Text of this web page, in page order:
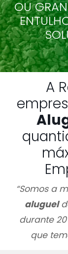
OU
A
“Somos a
aluguel
durante
que